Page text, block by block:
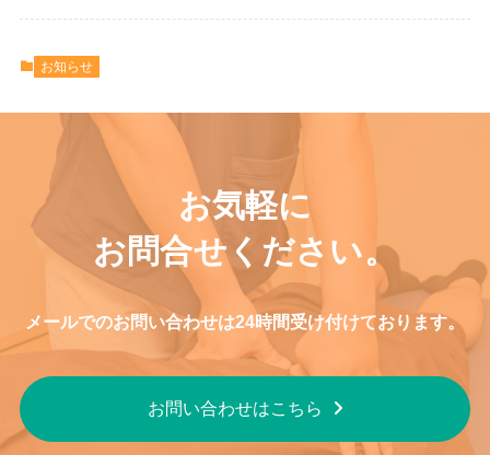
お知らせ
お気軽に
お問合せください。
メールでのお問い合わせは24時間受け付けております。
お問い合わせはこちら